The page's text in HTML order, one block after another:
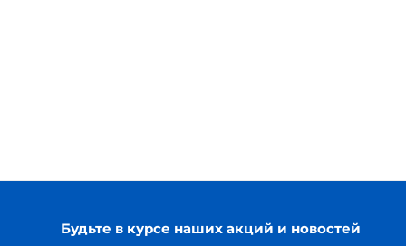
Будьте в курсе наших акций и новостей